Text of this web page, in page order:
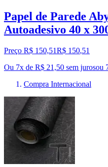
Papel de Parede
Autoadesivo 40 x
Preço R$ 150,51R$ 150,51
Ou 7x de R$ 21,50 sem jurosou
Compra Internacional